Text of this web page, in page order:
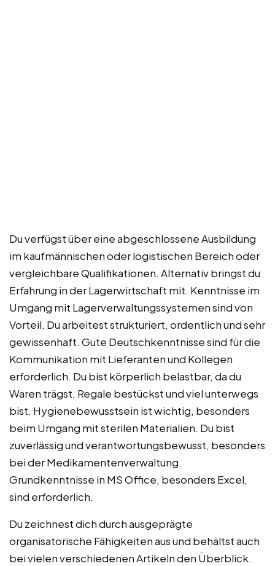
Du verfügst über eine abgeschlossene Ausbildung
im kaufmännischen oder logistischen Bereich oder
vergleichbare Qualifikationen. Alternativ bringst du
Erfahrung in der Lagerwirtschaft mit. Kenntnisse im
Umgang mit Lagerverwaltungssystemen sind von
Vorteil. Du arbeitest strukturiert, ordentlich und sehr
gewissenhaft. Gute Deutschkenntnisse sind für die
Kommunikation mit Lieferanten und Kollegen
erforderlich. Du bist körperlich belastbar, da du
Waren trägst, Regale bestückst und viel unterwegs
bist. Hygienebewusstsein ist wichtig, besonders
beim Umgang mit sterilen Materialien. Du bist
zuverlässig und verantwortungsbewusst, besonders
bei der Medikamentenverwaltung.
Grundkenntnisse in MS Office, besonders Excel,
sind erforderlich.
Du zeichnest dich durch ausgeprägte
organisatorische Fähigkeiten aus und behältst auch
bei vielen verschiedenen Artikeln den Überblick.